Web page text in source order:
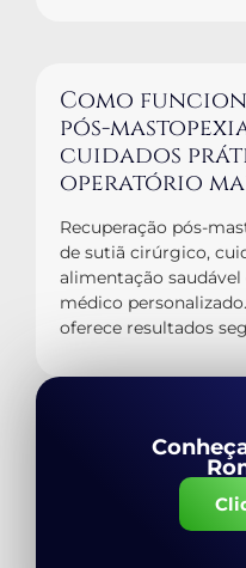
Como
pós-
cuidados
operatório
Recuperação pós-
de sutiã cirúrgico,
alimentação
médico
oferece resultados